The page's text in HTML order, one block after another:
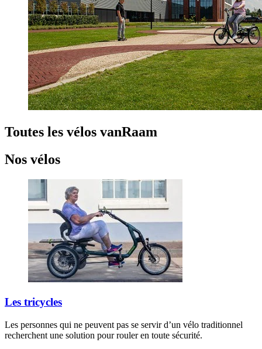
Toutes les vélos vanRaam
Nos vélos
Les tricycles
Les personnes qui ne peuvent pas se servir d’un vélo traditionnel
recherchent une solution pour rouler en toute sécurité.